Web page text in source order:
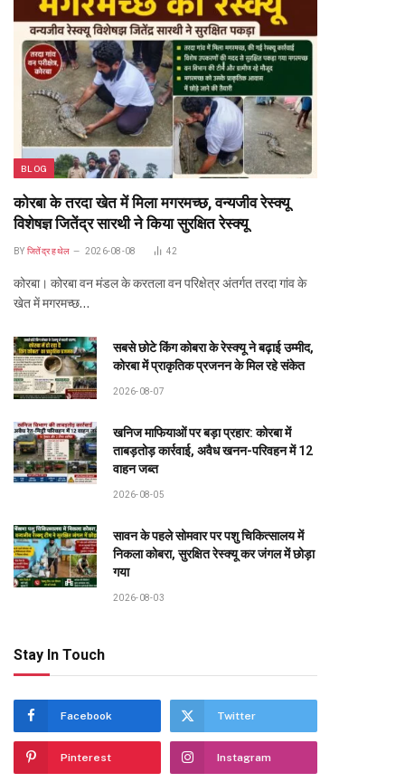
BLOG
कोरबा के तरदा खेत में मिला मगरमच्छ, वन्यजीव रेस्क्यू
विशेषज्ञ जितेंद्र सारथी ने किया सुरक्षित रेस्क्यू
BY जितेंद्र हथेल 2026-08-08 42
कोरबा। कोरबा वन मंडल के करतला वन परिक्षेत्र अंतर्गत तरदा गांव के
खेत में मगरमच्छ…
सबसे छोटे किंग कोबरा के रेस्क्यू ने बढ़ाई उम्मीद,
कोरबा में प्राकृतिक प्रजनन के मिल रहे संकेत
2026-08-07
खनिज माफियाओं पर बड़ा प्रहार: कोरबा में
ताबड़तोड़ कार्रवाई, अवैध खनन-परिवहन में 12
वाहन जब्त
2026-08-05
सावन के पहले सोमवार पर पशु चिकित्सालय में
निकला कोबरा, सुरक्षित रेस्क्यू कर जंगल में छोड़ा
गया
2026-08-03
Stay In Touch
Facebook Twitter
Pinterest Instagram